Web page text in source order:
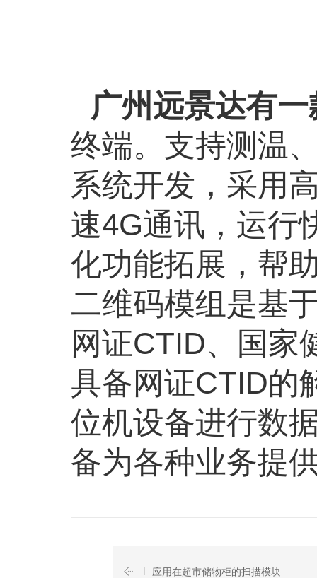
广州远景达有一
终端。支持测温
系统开发，采用
速4G通讯，运行
化功能拓展，帮
二维码模组是基
网证CTID、国家
具备网证CTID的
位机设备进行数
备为各种业务提
应用在超市储物柜的扫描模块